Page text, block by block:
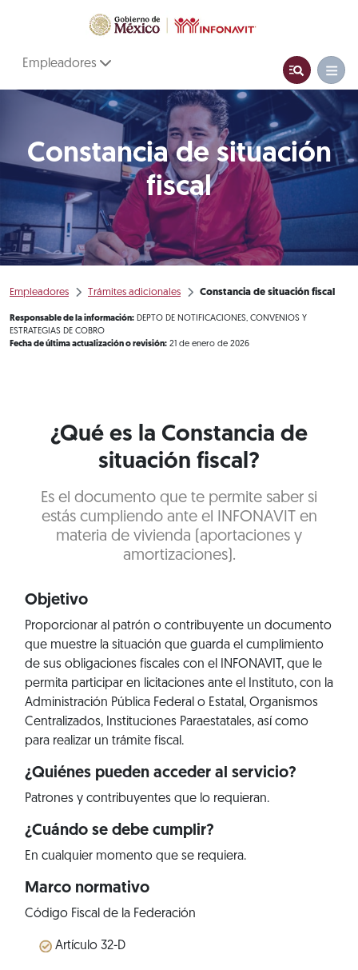
Empleadores
Constancia de situación
fiscal
Empleadores Trámites adicionales Constancia de situación fiscal
Responsable de la información: DEPTO DE NOTIFICACIONES, CONVENIOS Y
ESTRATEGIAS DE COBRO
Fecha de última actualización o revisión: 21 de enero de 2026
¿Qué es la Constancia de
situación fiscal?
Es el documento que te permite saber si
estás cumpliendo ante el INFONAVIT en
materia de vivienda (aportaciones y
amortizaciones).
Objetivo
Proporcionar al patrón o contribuyente un documento
que muestre la situación que guarda el cumplimiento
de sus obligaciones fiscales con el INFONAVIT, que le
permita participar en licitaciones ante el Instituto, con la
Administración Pública Federal o Estatal, Organismos
Centralizados, Instituciones Paraestatales, así como
para realizar un trámite fiscal.
¿Quiénes pueden acceder al servicio?
Patrones y contribuyentes que lo requieran.
¿Cuándo se debe cumplir?
En cualquier momento que se requiera.
Marco normativo
Código Fiscal de la Federación
Artículo 32-D